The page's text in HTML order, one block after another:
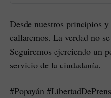
decidido que no le gusta
recuerden sus hazañas.
Desde nuestros principios
callaremos. La verdad no
Seguiremos ejerciendo un
servicio de la ciudadanía.
#Popayán